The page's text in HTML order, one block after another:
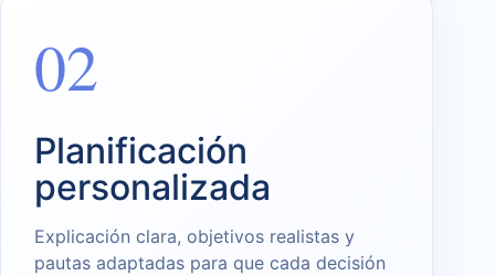
02
Planificación
personalizada
Explicación clara, objetivos realistas y
pautas adaptadas para que cada decisión